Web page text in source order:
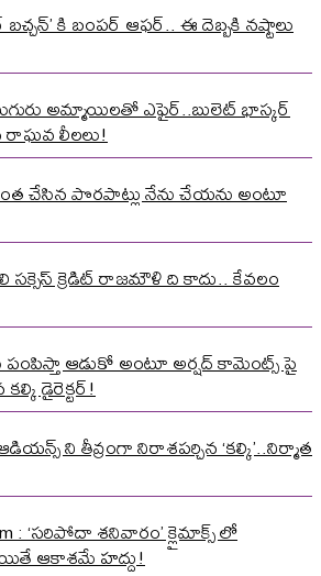
బచ్చన్’ కి బంపర్ ఆఫర్.. ఈ దెబ్బకి నష్టాలు
అమ్మాయిలతో ఎఫైర్..బులెట్ భాస్కర్
రాఘవ లీలలు!
చేసిన పొరపాట్లు నేను చేయను అంటూ
సక్సెస్ క్రెడిట్ రాజమౌళి ది కాదు.. కేవలం
పంపిస్తా ఆడుకో అంటూ అర్షద్ కామెంట్స్ పై
డైరెక్టర్!
ని తీవ్రంగా నిరాశపర్చిన ‘కల్కి’..నిర్మాత
: ‘సరిపోదా శనివారం’ క్లైమాక్స్ లో
ఆకాశమే హద్దు!